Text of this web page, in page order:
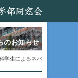
のお知らせ
学生によるネパ